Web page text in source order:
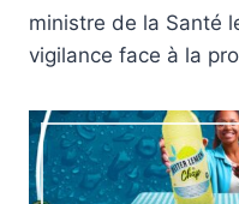
ministre de la Santé
vigilance face à la